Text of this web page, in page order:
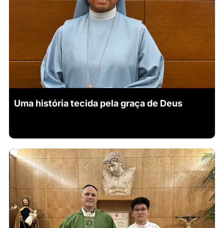
Uma história tecida pela graça de Deus